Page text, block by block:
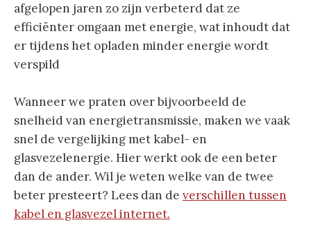
afgelopen jaren zo zijn verbeterd dat ze
efficiënter omgaan met energie, wat inhoudt dat
er tijdens het opladen minder energie wordt
verspild
Wanneer we praten over bijvoorbeeld de
snelheid van energietransmissie, maken we vaak
snel de vergelijking met kabel- en
glasvezelenergie. Hier werkt ook de een beter
dan de ander. Wil je weten welke van de twee
beter presteert? Lees dan de verschillen tussen
kabel en glasvezel internet.